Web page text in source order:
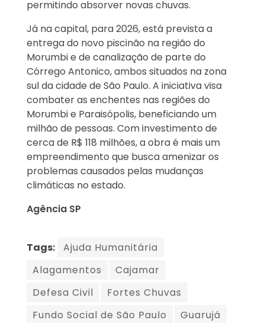
permitindo absorver novas chuvas.
Já na capital, para 2026, está prevista a
entrega do novo piscinão na região do
Morumbi e de canalização de parte do
Córrego Antonico, ambos situados na zona
sul da cidade de São Paulo. A iniciativa visa
combater as enchentes nas regiões do
Morumbi e Paraisópolis, beneficiando um
milhão de pessoas. Com investimento de
cerca de R$ 118 milhões, a obra é mais um
empreendimento que busca amenizar os
problemas causados pelas mudanças
climáticas no estado.
Agência SP
Tags:
Ajuda Humanitária
Alagamentos
Cajamar
Defesa Civil
Fortes Chuvas
Fundo Social de São Paulo
Guarujá